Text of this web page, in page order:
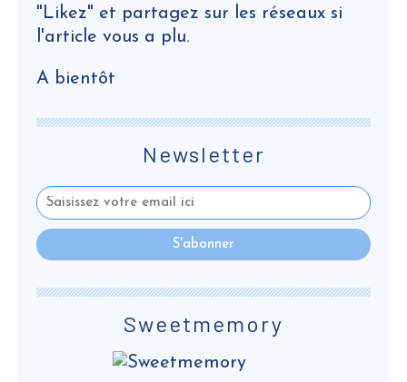
Newsletter
Sweetmemory
"Likez" et partagez sur les réseaux si
l'article vous a plu.
A bientôt